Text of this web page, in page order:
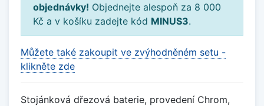
objednávky! Objednejte alespoň za 8 000
Kč a v košíku zadejte kód MINUS3.
Můžete také zakoupit ve zvýhodněném setu -
klikněte zde
Stojánková dřezová baterie, provedení Chrom,